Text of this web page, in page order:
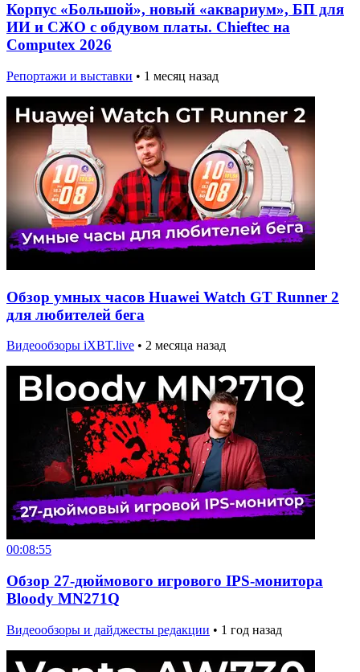
Корпус «Большой», новый «аквариум», БП для
ИИ и СЖО с обдувом платы. Chieftec на
Computex 2026
Репортажи и выставки • 1 месяц назад
Обзор умных часов Huawei Watch GT Runner 2
для любителей бега
Видеообзоры iXBT.live • 2 месяца назад
00:08:55
Обзор 27-дюймового игрового IPS-монитора
Bloody MN271Q
Видеообзоры и дайджесты редакции • 1 год назад